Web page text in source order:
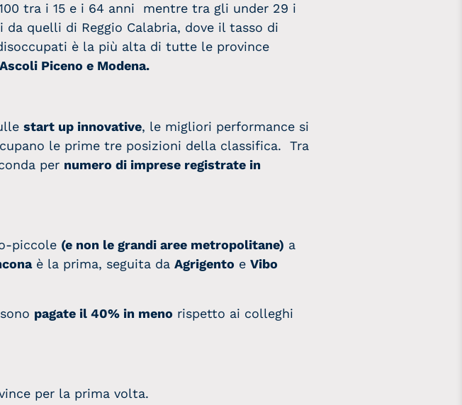
tra i 15 e i 64 anni mentre tra gli under 29 i
quelli di Reggio Calabria, dove il tasso di
è la più alta di tutte le province
Ascoli Piceno e Modena.
start up innovative, le migliori performance si
le prime tre posizioni della classifica. Tra
per numero di imprese registrate in
piccole (e non le grandi aree metropolitane) a
è la prima, seguita da Agrigento e Vibo
pagate il 40% in meno rispetto ai colleghi
per la prima volta.